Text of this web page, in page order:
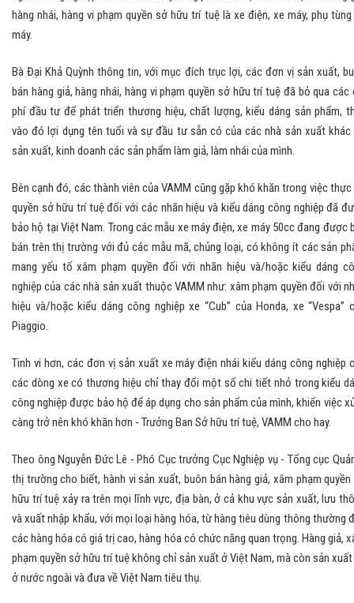
hàng nhái, hàng vi phạm quyền sở hữu trí tuệ là xe điện, xe máy, phụ
máy.
Bà Đại Khả Quỳnh thông tin, với mục đích trục lợi, các đơn vị sản xuất,
bán hàng giả, hàng nhái, hàng vi phạm quyền sở hữu trí tuệ đã bỏ qua các
phí đầu tư để phát triển thương hiệu, chất lượng, kiểu dáng sản phẩm,
vào đó lợi dụng tên tuổi và sự đầu tư sẵn có của các nhà sản xuất khác
sản xuất, kinh doanh các sản phẩm làm giả, làm nhái của mình.
Bên cạnh đó, các thành viên của VAMM cũng gặp khó khăn trong việc
quyền sở hữu trí tuệ đối với các nhãn hiệu và kiểu dáng công nghiệp đã
bảo hộ tại Việt Nam. Trong các mẫu xe máy điện, xe máy 50cc đang được
bán trên thị trường với đủ các mẫu mã, chủng loại, có không ít các sản
mang yếu tố xâm phạm quyền đối với nhãn hiệu và/hoặc kiểu dáng
nghiệp của các nhà sản xuất thuộc VAMM như: xâm phạm quyền đối với
hiệu và/hoặc kiểu dáng công nghiệp xe “Cub” của Honda, xe “Vespa”
Piaggio.
Tinh vi hơn, các đơn vị sản xuất xe máy điện nhái kiểu dáng công nghiệp
các dòng xe có thương hiệu chỉ thay đổi một số chi tiết nhỏ trong kiểu
công nghiệp được bảo hộ để áp dụng cho sản phẩm của mình, khiến việc
càng trở nên khó khăn hơn - Trưởng Ban Sở hữu trí tuệ, VAMM cho hay.
Theo ông Nguyễn Đức Lê - Phó Cục trưởng Cục Nghiệp vụ - Tổng cục
thị trường cho biết, hành vi sản xuất, buôn bán hàng giả, xâm phạm
hữu trí tuệ xảy ra trên mọi lĩnh vực, địa bàn, ở cả khu vực sản xuất, lưu
và xuất nhập khẩu, với mọi loại hàng hóa, từ hàng tiêu dùng thông thường
các hàng hóa có giá trị cao, hàng hóa có chức năng quan trọng. Hàng giả,
phạm quyền sở hữu trí tuệ không chỉ sản xuất ở Việt Nam, mà còn sản
ở nước ngoài và đưa về Việt Nam tiêu thụ.